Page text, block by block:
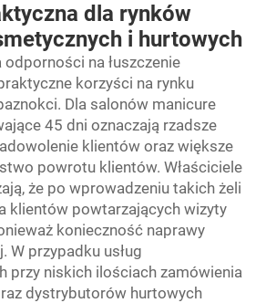
dla rynków
i hurtowych
odporności na łuszczenie
korzyści na rynku
Dla salonów manicure
45 dni oznaczają rzadsze
klientów oraz większe
powrotu klientów. Właściciele
że po wprowadzeniu takich żeli
klientów powtarzających wizyty
konieczność naprawy
W przypadku usług
przy niskich ilościach zamówienia
dystrybutorów hurtowych